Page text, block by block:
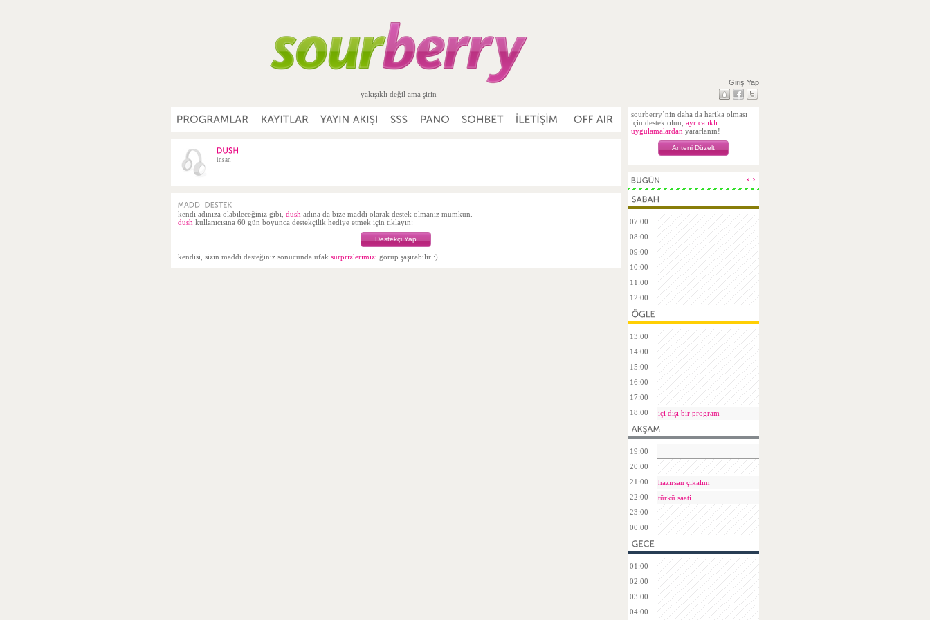
yakışıklı değil ama şirin
Giriş Yap
insan
kendi adınıza olabileceğiniz gibi, dush adına da bize maddi olarak destek olmanız mümkün.
dush kullanıcısına 60 gün boyunca destekçilik hediye etmek için tıklayın:
Destekçi Yap
kendisi, sizin maddi desteğiniz sonucunda ufak sürprizlerimizi görüp şaşırabilir :)
sourberry’nin daha da harika olması
için destek olun, ayrıcalıklı
uygulamalardan yararlanın!
Anteni Düzelt
‹ ›
07:00
08:00
09:00
10:00
11:00
12:00
13:00
14:00
15:00
16:00
17:00
18:00
içi dışı bir program
19:00
20:00
21:00
hazırsan çıkalım
22:00
türkü saati
23:00
00:00
01:00
02:00
03:00
04:00